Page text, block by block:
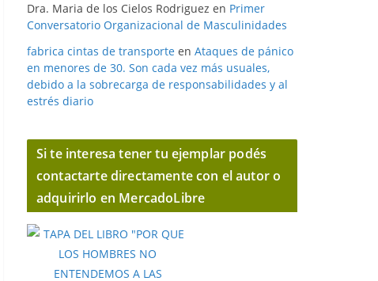
Dra. Maria de los Cielos Rodriguez en Primer
Conversatorio Organizacional de Masculinidades
fabrica cintas de transporte en Ataques de pánico
en menores de 30. Son cada vez más usuales,
debido a la sobrecarga de responsabilidades y al
estrés diario
Si te interesa tener tu ejemplar podés
contactarte directamente con el autor o
adquirirlo en MercadoLibre